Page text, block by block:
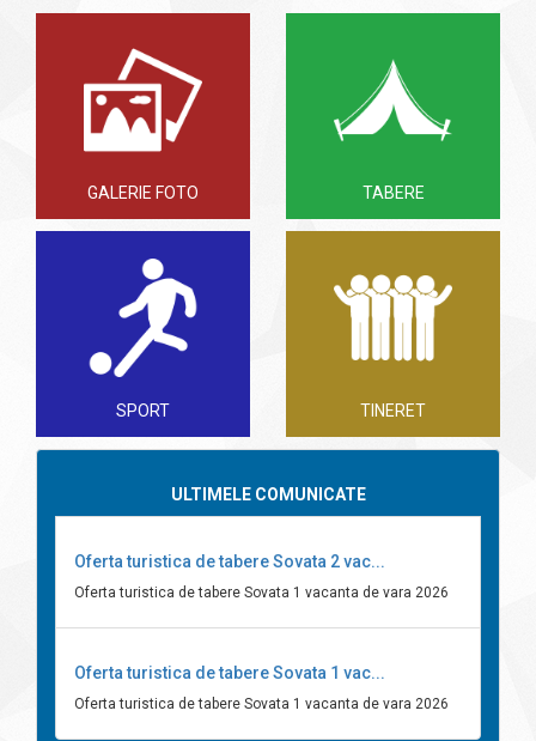
GALERIE FOTO TABERE
SPORT TINERET
ULTIMELE COMUNICATE
Oferta turistica de tabere Sovata 2 vac...
Oferta turistica de tabere Sovata 1 vacanta de vara 2026
Oferta turistica de tabere Sovata 1 vac...
Oferta turistica de tabere Sovata 1 vacanta de vara 2026